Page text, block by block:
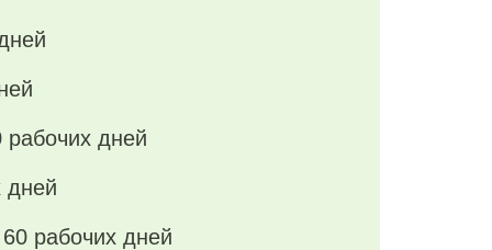
рабочих дней
дней
60 рабочих дней